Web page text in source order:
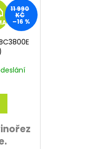
Z
D
R
M
A
11 990
KČ
–16 %